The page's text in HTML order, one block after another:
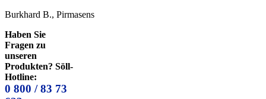
Burkhard B., Pirmasens
Haben Sie
Fragen zu
unseren
Produkten? Söll-
Hotline:
0 800 / 83 73